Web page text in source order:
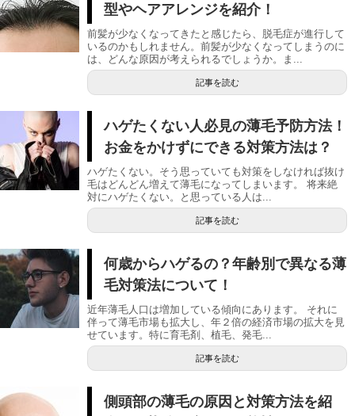
型やヘアアレンジを紹介！
前髪が少なくなってきたと感じたら、脱毛症が進行して
いるのかもしれません。前髪が少なくなってしまうのに
は、どんな原因が考えられるでしょうか。ま...
記事を読む
ハゲたくない人必見の薄毛予防方法！
お金をかけずにできる対策方法は？
ハゲたくない。そう思っていても対策をしなければ抜け
毛はどんどん増えて薄毛になってしまいます。 将来絶
対にハゲたくない。と思っている人は...
記事を読む
何歳からハゲるの？年齢別で異なる薄
毛対策法について！
近年薄毛人口は増加している傾向にあります。 それに
伴って薄毛市場も拡大し、年２倍の経済市場の拡大を見
せています。特に育毛剤、植毛、発毛...
記事を読む
側頭部の薄毛の原因と対策方法を紹